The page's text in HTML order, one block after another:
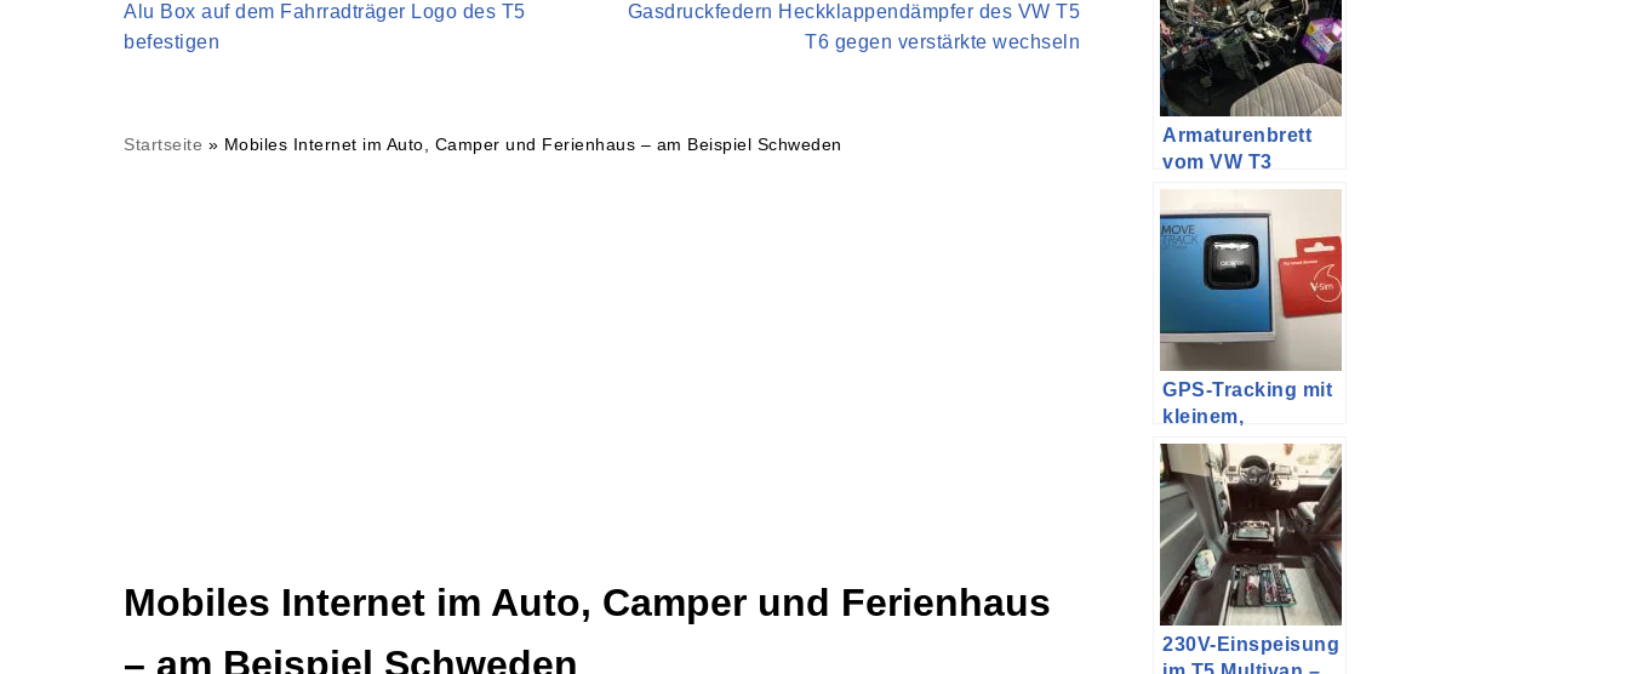
Alu Box auf dem Fahrradträger Logo des T5
befestigen
Gasdruckfedern Heckklappendämpfer des VW T5
T6 gegen verstärkte wechseln
Startseite » Mobiles Internet im Auto, Camper und Ferienhaus – am Beispiel Schweden
Mobiles Internet im Auto, Camper und Ferienhaus
– am Beispiel Schweden
beim VW Caddy
2K (und T5)
Armaturenbrett
vom VW T3
ausbauen
GPS-Tracking mit
kleinem,
verstecktem
Tracker (Auto,
Haustier o.ä.) –
Vodafone v-bag
Alcatel MoveTrack
230V-Einspeisung